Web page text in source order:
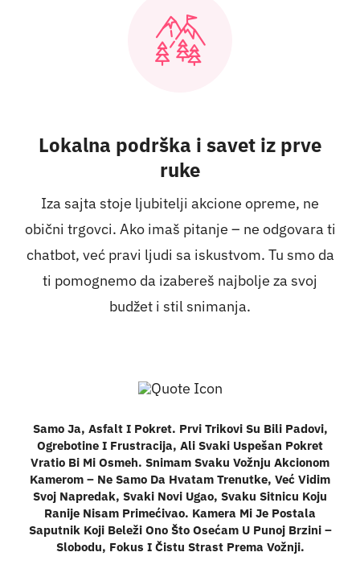
Lokalna podrška i savet iz prve
ruke
Iza sajta stoje ljubitelji akcione opreme, ne
obični trgovci. Ako imaš pitanje – ne odgovara ti
chatbot, već pravi ljudi sa iskustvom. Tu smo da
ti pomognemo da izabereš najbolje za svoj
budžet i stil snimanja.
Samo Ja, Asfalt I Pokret. Prvi Trikovi Su Bili Padovi,
Ogrebotine I Frustracija, Ali Svaki Uspešan Pokret
Vratio Bi Mi Osmeh. Snimam Svaku Vožnju Akcionom
Kamerom – Ne Samo Da Hvatam Trenutke, Već Vidim
Svoj Napredak, Svaki Novi Ugao, Svaku Sitnicu Koju
Ranije Nisam Primećivao. Kamera Mi Je Postala
Saputnik Koji Beleži Ono Što Osećam U Punoj Brzini –
Slobodu, Fokus I Čistu Strast Prema Vožnji.